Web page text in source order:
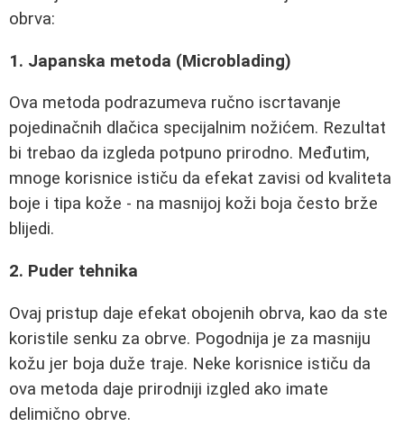
obrva:
1. Japanska metoda (Microblading)
Ova metoda podrazumeva ručno iscrtavanje
pojedinačnih dlačica specijalnim nožićem. Rezultat
bi trebao da izgleda potpuno prirodno. Međutim,
mnoge korisnice ističu da efekat zavisi od kvaliteta
boje i tipa kože - na masnijoj koži boja često brže
blijedi.
2. Puder tehnika
Ovaj pristup daje efekat obojenih obrva, kao da ste
koristile senku za obrve. Pogodnija je za masniju
kožu jer boja duže traje. Neke korisnice ističu da
ova metoda daje prirodniji izgled ako imate
delimično obrve.